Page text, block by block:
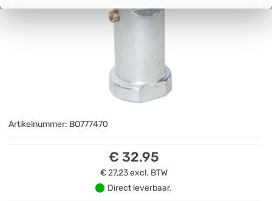
Artikelnummer: BO777470
€ 32.95
€ 27,23excl. BTW
Direct leverbaar.